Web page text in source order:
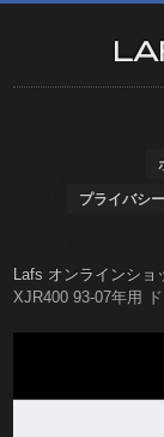
プライバシ
Lafs オンラインショ
XJR400 93-07年用